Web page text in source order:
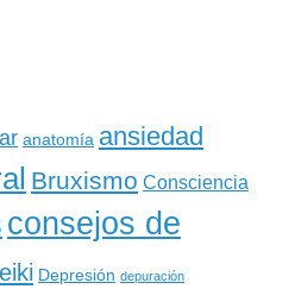
anatomía ansiedad
Bruxismo Consciencia
consejos de
Depresión depuración